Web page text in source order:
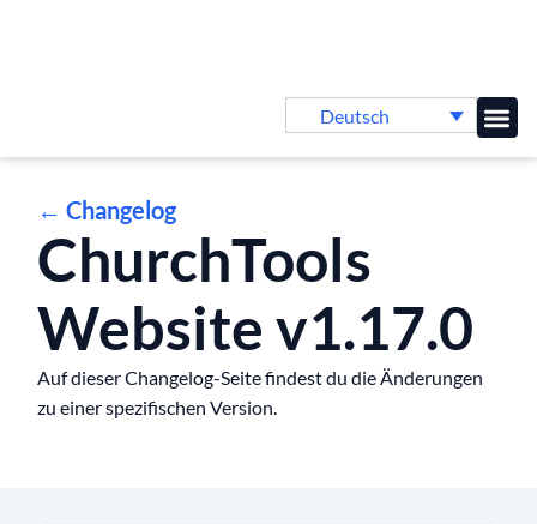
Deutsch
← Changelog
ChurchTools
Website v1.17.0
Auf dieser Changelog-Seite findest du die Änderungen
zu einer spezifischen Version.